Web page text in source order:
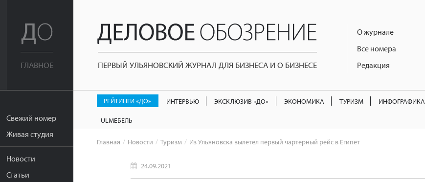
ГЛАВНОЕ
Свежий номер
Живая студия
Новости
Статьи
ПЕРВЫЙ УЛЬЯНОВСКИЙ ЖУРНАЛ ДЛЯ БИЗНЕСА И О БИЗНЕСЕ
О журнале
Все номера
Редакция
РЕЙТИНГИ «ДО» ИНТЕРВЬЮ ЭКСКЛЮЗИВ «ДО» ЭКОНОМИКА ТУРИЗМ ИНФОГРАФИКА
ULМЕБЕЛЬ
Главная Новости Туризм Из Ульяновска вылетел первый чартерный рейс в Египет
24.09.2021